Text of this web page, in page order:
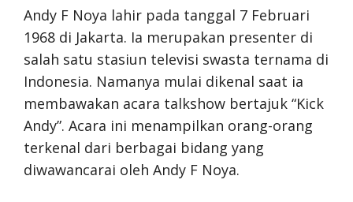
Andy F Noya lahir pada tanggal 7 Februari
1968 di Jakarta. Ia merupakan presenter di
salah satu stasiun televisi swasta ternama di
Indonesia. Namanya mulai dikenal saat ia
membawakan acara talkshow bertajuk “Kick
Andy”. Acara ini menampilkan orang-orang
terkenal dari berbagai bidang yang
diwawancarai oleh Andy F Noya.